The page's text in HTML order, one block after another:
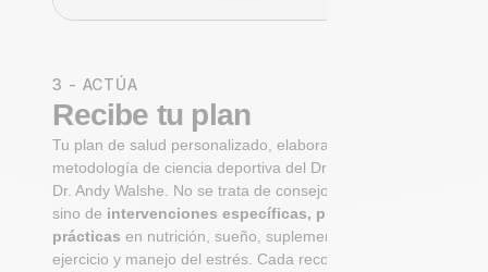
3 - ACTÚA
Recibe tu plan
Tu plan de salud personalizado, elaborado con la
metodología de ciencia deportiva del Dr. Niko Mihic y el
Dr. Andy Walshe. No se trata de consejos genéricos,
sino de intervenciones específicas, priorizadas y
prácticasen nutrición, sueño, suplementación,
ejercicio y manejo del estrés. Cada recomendación